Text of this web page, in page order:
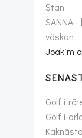
Stan
SANNA -
väskan
Joakim
Golf i
Golf i